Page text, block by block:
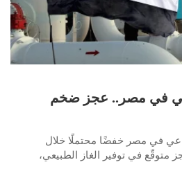
في مصر.. عجز ضخم
في مصر خفضًا محتملًا خلال
متوقّع في توفير الغاز الطبيعي،